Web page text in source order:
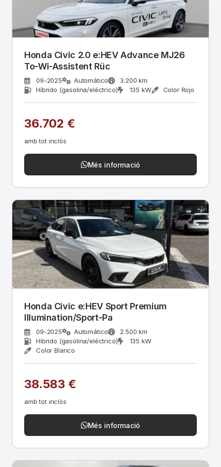
Honda Civic 2.0 e:HEV Advance MJ26
To-Wi-Assistent Rüc
09-2025 Automático
3.200 km
Híbrido (gasolina/eléctrico)
135 kW Color Rojo
36.702 €
amb tot inclòs
Més informació
Honda Civic e:HEV Sport Premium
Illumination/Sport-Pa
09-2025 Automático
2.500 km
Híbrido (gasolina/eléctrico)
135 kW
Color Blanco
38.583 €
amb tot inclòs
Més informació